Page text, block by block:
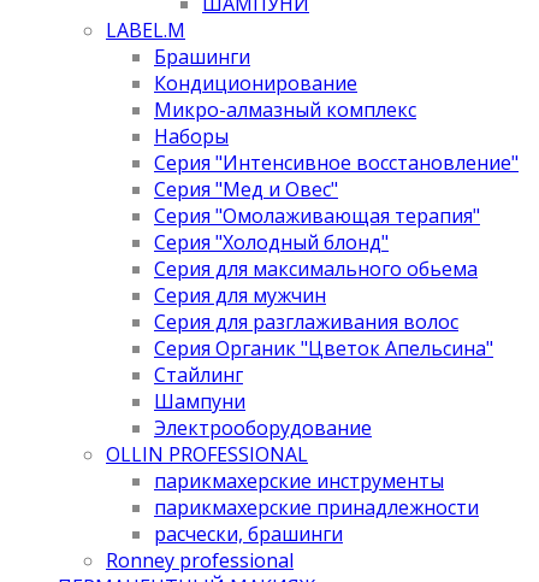
LABEL.M
Брашинги
Кондиционирование
Микро-алмазный комплекс
Наборы
Серия "Интенсивное восстановление"
Серия "Мед и Овес"
Серия "Омолаживающая терапия"
Серия "Холодный блонд"
Серия для максимального обьема
Серия для мужчин
Серия для разглаживания волос
Серия Органик "Цветок Апельсина"
Стайлинг
Шампуни
Электрооборудование
OLLIN PROFESSIONAL
парикмахерские инструменты
парикмахерские принадлежности
расчески, брашинги
Ronney professional